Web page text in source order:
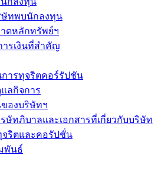
ษัทพบนักลงทุน
ดหลักทรัพย์ฯ
รเงินที่สำคัญ
ารทุจริตคอร์รัปชัน
ลกิจการ
องบริษัทฯ
ษัทภิบาลและเอกสารที่เกี่ยวกับบริษัท
จริตและคอรัปชั่น
พันธ์